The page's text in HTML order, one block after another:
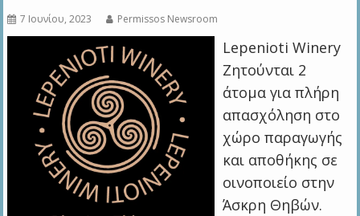
7 Ιουνίου, 2023 Permissos Newsroom
Lepenioti Winery
Ζητούνται 2
άτομα για πλήρη
απασχόληση στο
χώρο παραγωγής
και αποθήκης σε
οινοποιείο στην
Άσκρη Θηβών.